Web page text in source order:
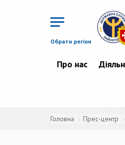
Обрати регіон
Про нас
Головна Прес-центр